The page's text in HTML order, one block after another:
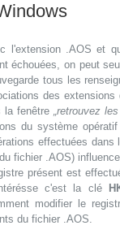
l'extension .AOS et
échouées, on peut
tous les
des extensions
fenêtre „retrouvez
du système
effectuées dans
fichier .AOS)
présent est
c'est la clé
modifier le
du fichier .AOS.